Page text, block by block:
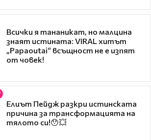
Всички я тананикат, но малцина
знаят истината: VIRAL хитът
„Papaoutai“ всъщност не е изпят
от човек!
Елиът Пейдж разкри истинската
причина за трансформацията на
тялото си!😯💥